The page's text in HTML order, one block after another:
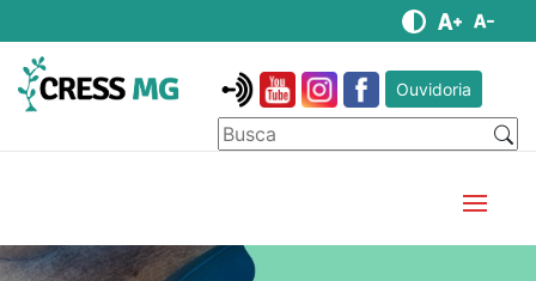
Ouvidoria